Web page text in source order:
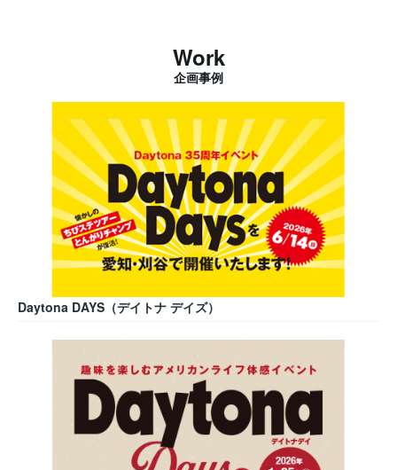
Work
企画事例
Daytona DAYS（デイトナ デイズ）